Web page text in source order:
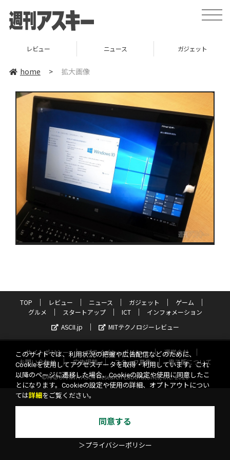
toggle
レビュー ニュース ガジェット
home > 拡大画像
TOP レビュー ニュース ガジェット
ゲーム
グルメ
スタートアップ ICT
インフォメーション
ASCII.jp
MITテクノロジーレビュー
サイトポリシー プライバシーポリシー
運営会社
お問い合わせ
広告掲載 スタッフ募集
電子版について
©KADOKAWA ASCII Research Laboratories, Inc. 2026
このサイトでは、利用状況の把握や広告配信などのために、
Cookieを使用してアクセスデータを取得・利用しています。これ
以降のページに遷移した場合、Cookieの設定や使用に同意したこ
とになります。Cookieの設定や使用の詳細、オプトアウトについ
ては詳細 をご覧ください。
同意する
＞プライバシーポリシー